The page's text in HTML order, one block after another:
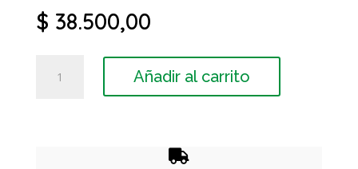
$ 38.500,00
Techo
Añadir al carrito
